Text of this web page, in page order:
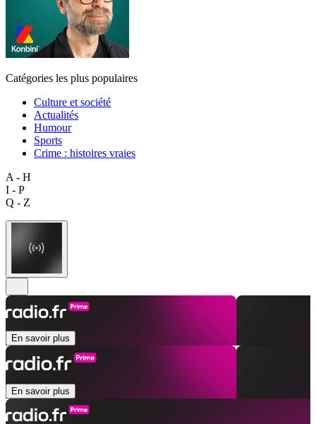
Catégories les plus populaires
Culture et société
Actualités
Humour
Sports
Crime : histoires vraies
A - H
I - P
Q - Z
En savoir plus
En savoir plus